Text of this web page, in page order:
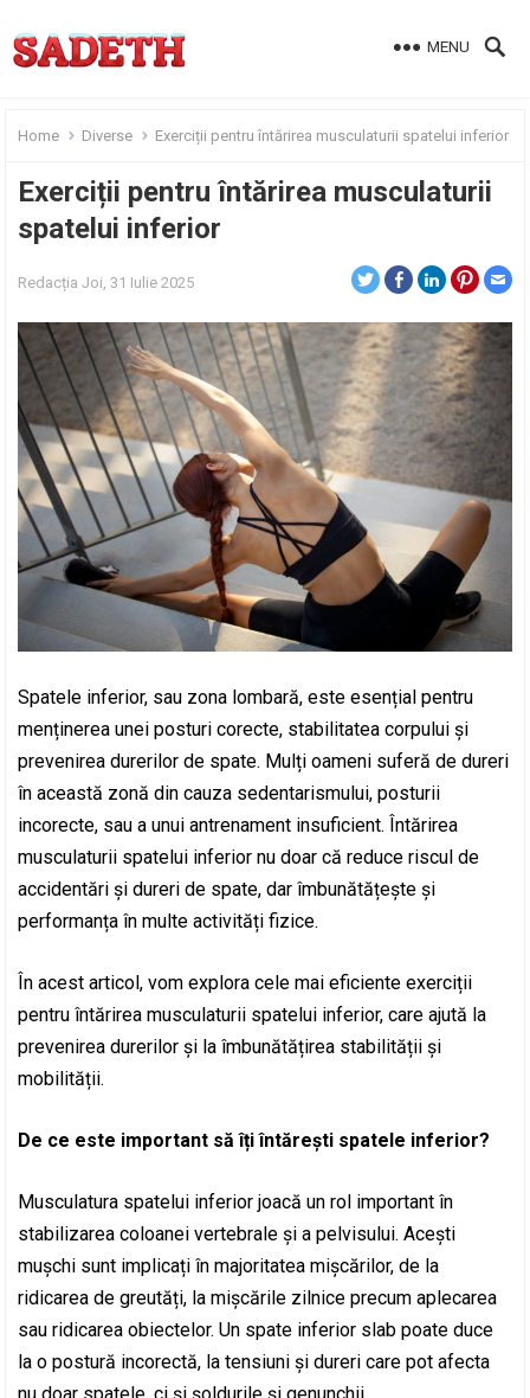
MENU
Home Diverse Exerciții pentru întărirea musculaturii spatelui inferior
Exerciții pentru întărirea musculaturii
spatelui inferior
Redacția Joi, 31 Iulie 2025
Spatele inferior, sau zona lombară, este esențial pentru
menținerea unei posturi corecte, stabilitatea corpului și
prevenirea durerilor de spate. Mulți oameni suferă de dureri
în această zonă din cauza sedentarismului, posturii
incorecte, sau a unui antrenament insuficient. Întărirea
musculaturii spatelui inferior nu doar că reduce riscul de
accidentări și dureri de spate, dar îmbunătățește și
performanța în multe activități fizice.
În acest articol, vom explora cele mai eficiente exerciții
pentru întărirea musculaturii spatelui inferior, care ajută la
prevenirea durerilor și la îmbunătățirea stabilității și
mobilității.
De ce este important să îți întărești spatele inferior?
Musculatura spatelui inferior joacă un rol important în
stabilizarea coloanei vertebrale și a pelvisului. Acești
mușchi sunt implicați în majoritatea mișcărilor, de la
ridicarea de greutăți, la mișcările zilnice precum aplecarea
sau ridicarea obiectelor. Un spate inferior slab poate duce
la o postură incorectă, la tensiuni și dureri care pot afecta
nu doar spatele, ci și șoldurile și genunchii.